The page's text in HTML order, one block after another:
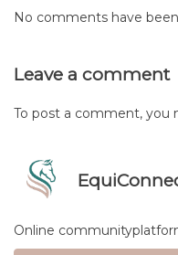
No comments have
Leave a comment
To post a comment, you
Online